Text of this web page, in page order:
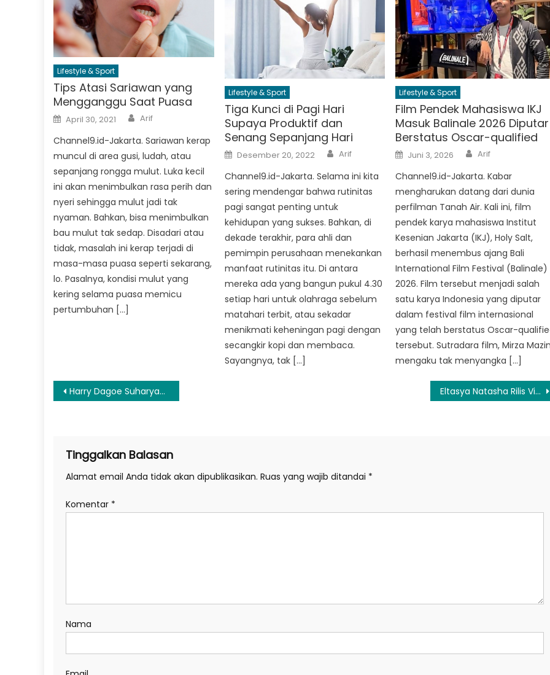
Lifestyle & Sport
Tips Atasi Sariawan yang
Mengganggu Saat Puasa
Posted
on
April 30, 2021 Author
Arif
Channel9.id-Jakarta. Sariawan kerap
muncul di area gusi, ludah, atau
sepanjang rongga mulut. Luka kecil
ini akan menimbulkan rasa perih dan
nyeri sehingga mulut jadi tak
nyaman. Bahkan, bisa menimbulkan
bau mulut tak sedap. Disadari atau
tidak, masalah ini kerap terjadi di
masa-masa puasa seperti sekarang,
lo. Pasalnya, kondisi mulut yang
kering selama puasa memicu
pertumbuhan […]
Lifestyle & Sport
Tiga Kunci di Pagi Hari
Supaya Produktif dan
Senang Sepanjang Hari
Posted
on
Desember 20, 2022 Author
Arif
Channel9.id-Jakarta. Selama ini kita
sering mendengar bahwa rutinitas
pagi sangat penting untuk
kehidupan yang sukses. Bahkan, di
dekade terakhir, para ahli dan
pemimpin perusahaan menekankan
manfaat rutinitas itu. Di antara
mereka ada yang bangun pukul 4.30
setiap hari untuk olahraga sebelum
matahari terbit, atau sekadar
menikmati keheningan pagi dengan
secangkir kopi dan membaca.
Sayangnya, tak […]
Lifestyle & Sport
Film Pendek Mahasiswa IKJ
Masuk Balinale 2026 Diputar
Berstatus Oscar-qualified
Posted
on
Juni 3, 2026 Author
Arif
Channel9.id-Jakarta. Kabar
mengharukan datang dari dunia
perfilman Tanah Air. Kali ini, film
pendek karya mahasiswa Institut
Kesenian Jakarta (IKJ), Holy Salt,
berhasil menembus ajang Bali
International Film Festival (Balinale)
2026. Film tersebut menjadi salah
satu karya Indonesia yang diputar
dalam festival film internasional
yang telah berstatus Oscar-
tersebut. Sutradara film, Mirza
mengaku tak menyangka […]
Navigasi
Harry Dagoe Suharyadi Garap Film ‘Terikat Jalan Setan’ tentang Pesugihan Eltasya Natasha Rilis Video Musik ‘Terpatri tentang Sosial Media sebagai Standar Hubungan
Tinggalkan Balasan
Alamat email Anda tidak akan dipublikasikan. Ruas yang wajib ditandai *
Komentar *
Nama